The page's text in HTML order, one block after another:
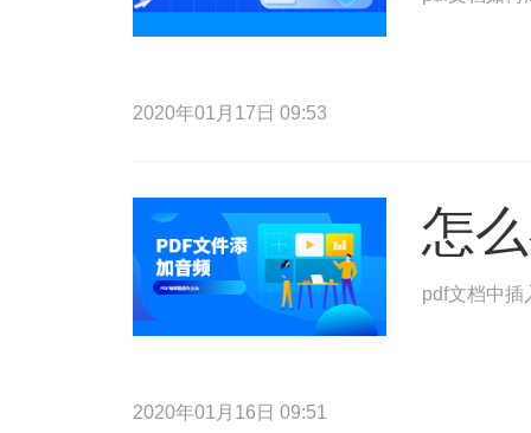
2020年01月17日 09:53
怎
pdf文档中插
2020年01月16日 09:51